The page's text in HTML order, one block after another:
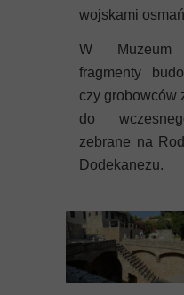
wojskami
W Muzeum
fragmenty
czy grobowców
do
zebrane na
Dodekanezu.